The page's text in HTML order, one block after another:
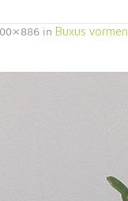
in Buxus vormen